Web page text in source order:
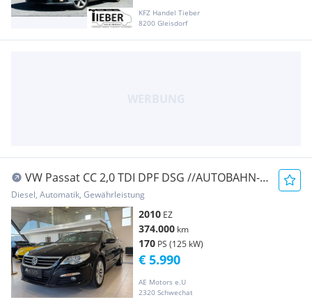
KFZ Handel Tieber
8200 Gleisdorf
VW Passat CC 2,0 TDI DPF DSG //AUTOBAHN-
KM // TOP ...
Diesel, Automatik, Gewährleistung
2010 EZ
374.000 km
170 PS (125 kW)
AE Motors e.U
2320 Schwechat
€ 5.990